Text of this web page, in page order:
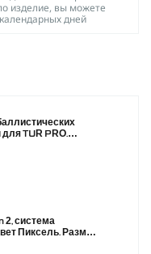
изделие, вы можете
дней
TUR PRO.
2, система
Пиксель. Размер